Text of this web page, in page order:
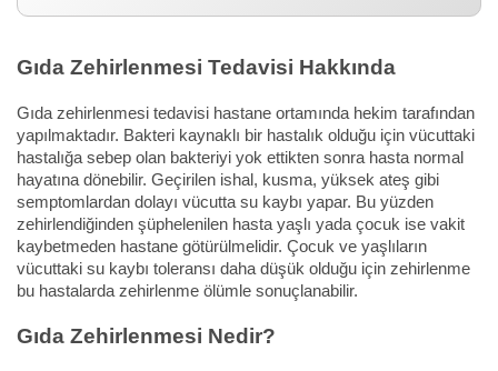
Gıda Zehirlenmesi Tedavisi Hakkında
Gıda zehirlenmesi tedavisi hastane ortamında hekim tarafından
yapılmaktadır. Bakteri kaynaklı bir hastalık olduğu için vücuttaki
hastalığa sebep olan bakteriyi yok ettikten sonra hasta normal
hayatına dönebilir. Geçirilen ishal, kusma, yüksek ateş gibi
semptomlardan dolayı vücutta su kaybı yapar. Bu yüzden
zehirlendiğinden şüphelenilen hasta yaşlı yada çocuk ise vakit
kaybetmeden hastane götürülmelidir. Çocuk ve yaşlıların
vücuttaki su kaybı toleransı daha düşük olduğu için zehirlenme
bu hastalarda zehirlenme ölümle sonuçlanabilir.
Gıda Zehirlenmesi Nedir?